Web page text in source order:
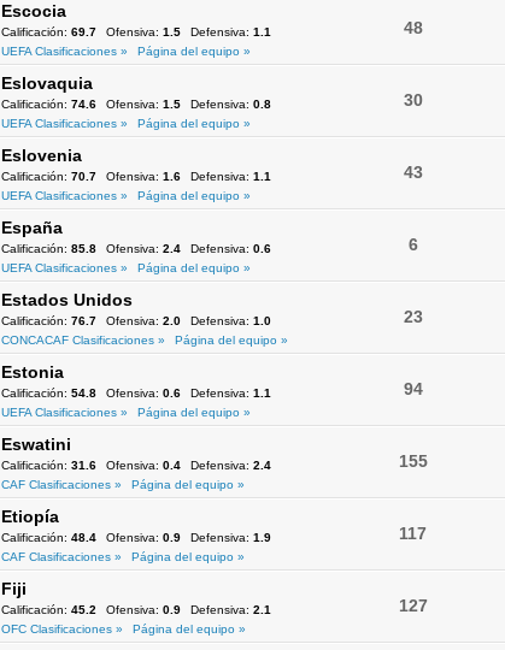
Escocia
Calificación: 69.7 Ofensiva: 1.5 Defensiva: 1.1
UEFA Clasificaciones »
Página del equipo »
48
Eslovaquia
Calificación: 74.6 Ofensiva: 1.5 Defensiva: 0.8
UEFA Clasificaciones »
Página del equipo »
30
Eslovenia
Calificación: 70.7 Ofensiva: 1.6 Defensiva: 1.1
UEFA Clasificaciones »
Página del equipo »
43
España
Calificación: 85.8 Ofensiva: 2.4 Defensiva: 0.6
UEFA Clasificaciones »
Página del equipo »
6
Estados Unidos
Calificación: 76.7 Ofensiva: 2.0 Defensiva: 1.0
CONCACAF Clasificaciones »
Página del equipo »
23
Estonia
Calificación: 54.8 Ofensiva: 0.6 Defensiva: 1.1
UEFA Clasificaciones »
Página del equipo »
94
Eswatini
Calificación: 31.6 Ofensiva: 0.4 Defensiva: 2.4
CAF Clasificaciones »
Página del equipo »
155
Etiopía
Calificación: 48.4 Ofensiva: 0.9 Defensiva: 1.9
CAF Clasificaciones »
Página del equipo »
117
Fiji
Calificación: 45.2 Ofensiva: 0.9 Defensiva: 2.1
OFC Clasificaciones »
Página del equipo »
127